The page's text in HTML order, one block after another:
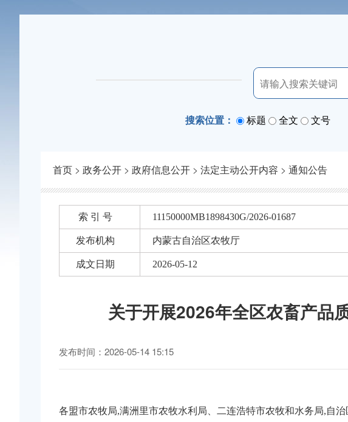
搜索位置： 标题 全文 文号
首页 > 政务公开 > 政府信息公开 > 法定主动公开内容 > 通知公告
索 引 号 11150000MB1898430G/2026-01687
发布机构 内蒙古自治区农牧厅
成文日期 2026-05-12
关于开展2026年全区农畜产品
发布时间：2026-05-14 15:15
各盟市农牧局,满洲里市农牧水利局 二连浩特市农牧和水务局,自